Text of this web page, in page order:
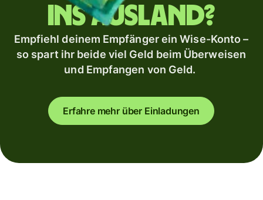
ins Ausland?
Empfiehl deinem Empfänger ein Wise-Konto –
so spart ihr beide viel Geld beim Überweisen
und Empfangen von Geld.
Erfahre mehr über Einladungen